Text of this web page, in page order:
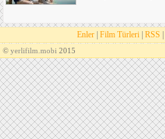
Enler Film Türleri RSS
© yerlifilm.mobi 2015